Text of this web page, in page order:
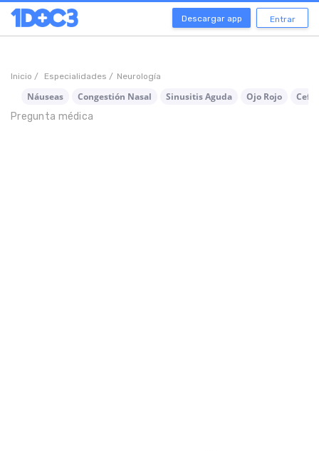
Descargar app Entrar
Inicio / Especialidades / Neurología
Náuseas Congestión Nasal Sinusitis Aguda Ojo Rojo
Pregunta médica